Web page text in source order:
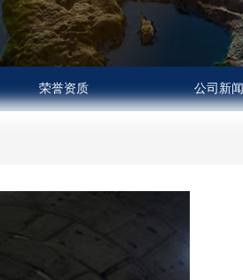
荣誉资质 公司新闻